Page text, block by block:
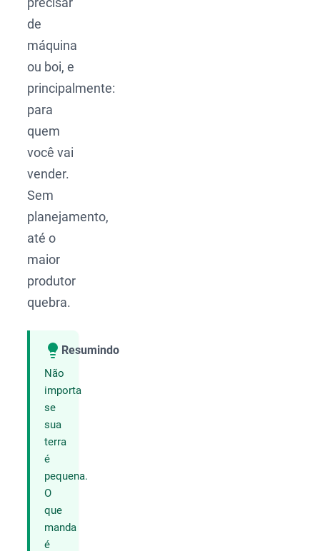
de
máquina
ou boi, e
principalmente:
para
quem
você vai
vender.
Sem
planejamento,
até o
maior
produtor
quebra.
Resumindo
Não
importa
se
sua
terra
é
pequena.
O
que
manda
é